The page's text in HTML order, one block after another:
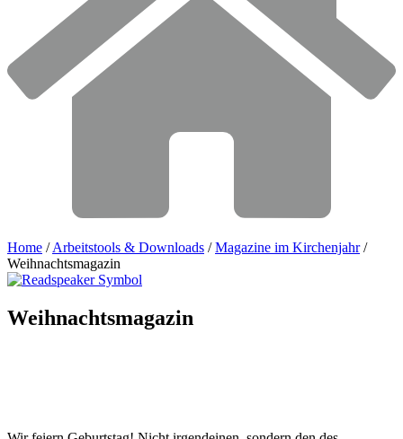
Home /Arbeitstools & Downloads /Magazine im Kirchenjahr/
Weihnachtsmagazin
Weihnachtsmagazin